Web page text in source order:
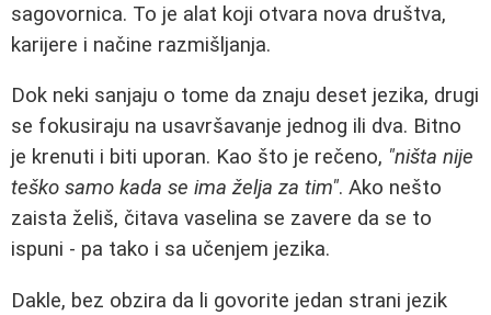
sagovornica. To je alat koji otvara nova društva,
karijere i načine razmišljanja.
Dok neki sanjaju o tome da znaju deset jezika, drugi
se fokusiraju na usavršavanje jednog ili dva. Bitno
je krenuti i biti uporan. Kao što je rečeno, "ništa nije
teško samo kada se ima želja za tim". Ako nešto
zaista želiš, čitava vaselina se zavere da se to
ispuni - pa tako i sa učenjem jezika.
Dakle, bez obzira da li govorite jedan strani jezik